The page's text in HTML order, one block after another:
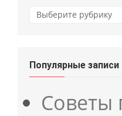
Рубрики
Популярные записи
Советы